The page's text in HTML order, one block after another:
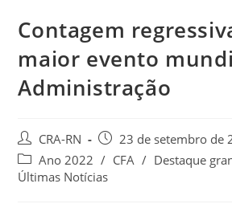
Contagem
maior evento
Administração
Autor
do
post:
CRA-RN
Post
publicado:
23 de setembro de
Categoria
do
Ano 2022 / CFA / Destaque
Últimas Notícias